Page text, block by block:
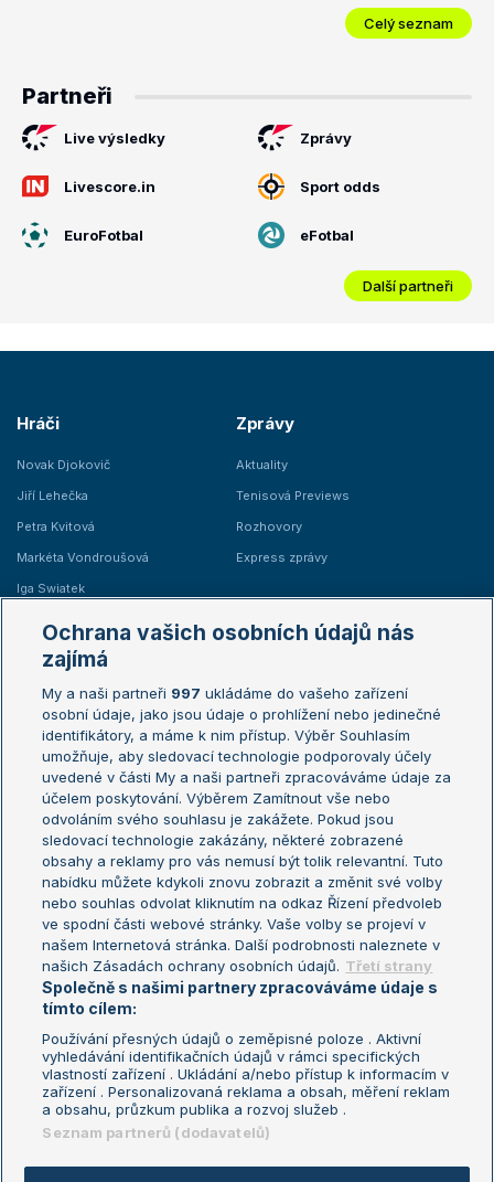
Celý seznam
Partneři
Live výsledky Zprávy
Livescore.in Sport odds
EuroFotbal eFotbal
Další partneři
Hráči
Novak Djokovič
Jiří Lehečka
Petra Kvitová
Markéta Vondroušová
Iga Swiatek
Zprávy
Aktuality
Tenisová Previews
Rozhovory
Express zprávy
Žebříčky
Žebříček ATP (muži)
Žebříček WTA (ženy)
Sázkařský žebříček
Australian Open
French Open
Wimbledon
US Open
Turnaj mistrů
Turnaj mistryň
Aktualní trendy
Fotbalové přestupy
Livesport Daily
LS Prague Open
Podmínky užití
Nastavení soukromí
GDPR a žurnalistika
Reklama
Kontakt
Informace o zpracování osobních
údajů
Ochrana vašich osobních údajů nás
zajímá
My a naši partneři 997 ukládáme do vašeho zařízení
osobní údaje, jako jsou údaje o prohlížení nebo jedinečné
identifikátory, a máme k nim přístup. Výběr Souhlasím
umožňuje, aby sledovací technologie podporovaly účely
uvedené v části My a naši partneři zpracováváme údaje za
účelem poskytování. Výběrem Zamítnout vše nebo
odvoláním svého souhlasu je zakážete. Pokud jsou
sledovací technologie zakázány, některé zobrazené
obsahy a reklamy pro vás nemusí být tolik relevantní. Tuto
nabídku můžete kdykoli znovu zobrazit a změnit své volby
nebo souhlas odvolat kliknutím na odkaz Řízení předvoleb
ve spodní části webové stránky. Vaše volby se projeví v
našem Internetová stránka. Další podrobnosti naleznete v
našich Zásadách ochrany osobních údajů. Třetí strany
Společně s našimi partnery zpracováváme údaje s
tímto cílem:
Používání přesných údajů o zeměpisné poloze . Aktivní
vyhledávání identifikačních údajů v rámci specifických
vlastností zařízení . Ukládání a/nebo přístup k informacím v
zařízení . Personalizovaná reklama a obsah, měření reklam
a obsahu, průzkum publika a rozvoj služeb .
Seznam partnerů (dodavatelů)